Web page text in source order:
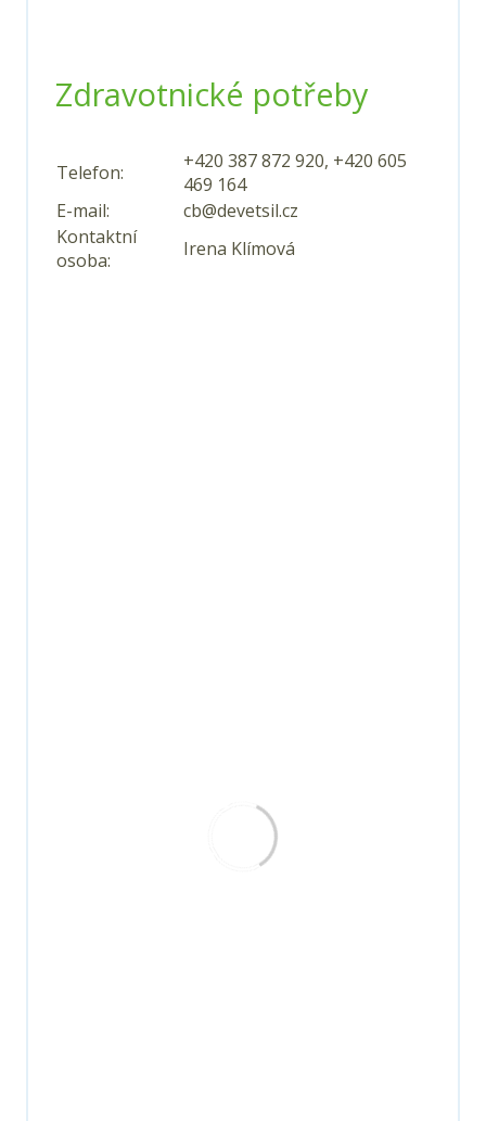
Zdravotnické potřeby
Telefon: +420 387 872 920, +420 605
469 164
E-mail:
cb@devetsil.cz
Kontaktní
osoba:
Irena Klímová